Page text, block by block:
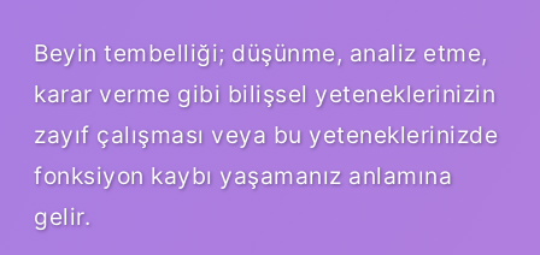
Beyin tembelliği; düşünme, analiz etme,
karar verme gibi bilişsel yeteneklerinizin
zayıf çalışması veya bu yeteneklerinizde
fonksiyon kaybı yaşamanız anlamına
gelir.